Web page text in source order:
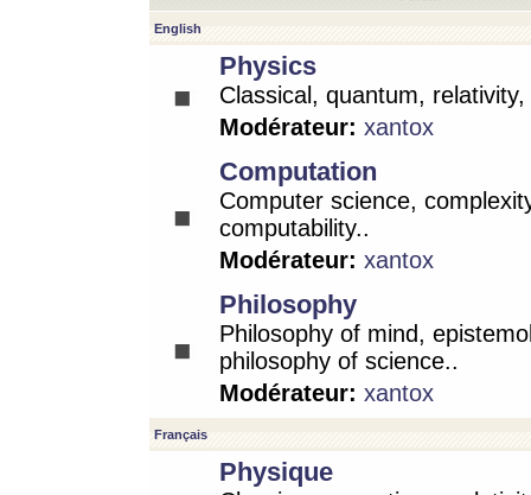
English
Physics
Classical, quantum,
Modérateur: xantox
Computation
Computer science,
computability..
Modérateur: xantox
Philosophy
Philosophy of mind,
philosophy of science..
Modérateur: xantox
Français
Physique